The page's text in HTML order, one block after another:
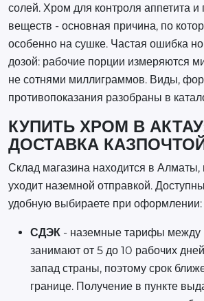
солей. Хром для контроля аппетита
веществ - основная причина, по
особенно на сушке. Частая ошибка
дозой: рабочие порции измеряются
не сотнями миллиграммов. Виды,
противопоказания разобраны в
КУПИТЬ ХРОМ В
ДОСТАВКА
Склад магазина находится в Алматы,
уходит наземной отправкой.
удобную выбираете при оформлении:
СДЭК- наземные тарифы между
занимают от 5 до 10 рабочих
запад страны, поэтому срок
границе. Получение в пункте